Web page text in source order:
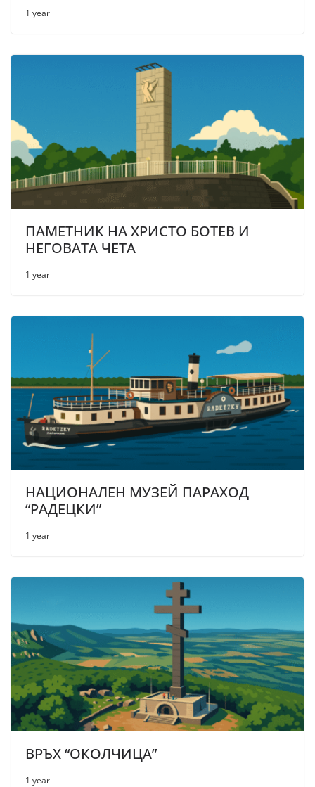
1 year
ПАМЕТНИК НА ХРИСТО БОТЕВ И
НЕГОВАТА ЧЕТА
1 year
НАЦИОНАЛЕН МУЗЕЙ ПАРАХОД
“РАДЕЦКИ”
1 year
ВРЪХ “ОКОЛЧИЦА”
1 year